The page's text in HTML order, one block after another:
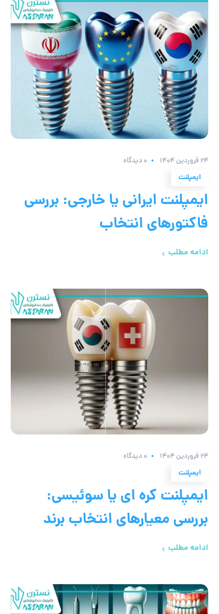
۲۴ فروردین ۱۴۰۴
0 دیدگاه
ایمپلنت
ایمپلنت ایرانی یا خارجی: بررسی
فاکتورهای انتخاب
ادامه مطلب
۲۴ فروردین ۱۴۰۴
0 دیدگاه
ایمپلنت
ایمپلنت کره ای یا سوئیسی:
بررسی معیارهای انتخاب برند
ادامه مطلب